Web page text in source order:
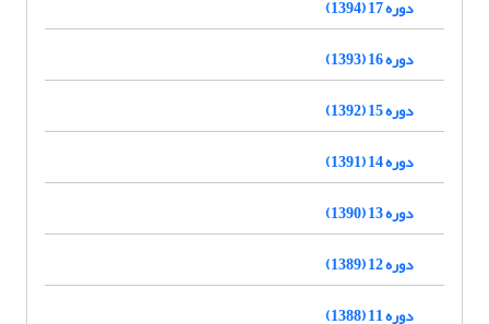
دوره 17 (1394)
دوره 16 (1393)
دوره 15 (1392)
دوره 14 (1391)
دوره 13 (1390)
دوره 12 (1389)
دوره 11 (1388)